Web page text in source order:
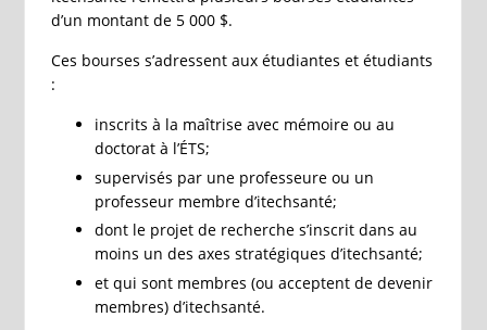
d’un montant de 5 000 $.
Ces bourses s’adressent aux étudiantes et étudiants
:
inscrits à la maîtrise avec mémoire ou au
doctorat à l’ÉTS;
supervisés par une professeure ou un
professeur membre d’itechsanté;
dont le projet de recherche s’inscrit dans au
moins un des axes stratégiques d’itechsanté;
et qui sont membres (ou acceptent de devenir
membres) d’itechsanté.